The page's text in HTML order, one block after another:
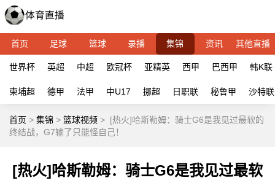
首页 足球 篮球 录播 集锦 资讯 其他直播
世界杯 英超 中超 欧冠杯 亚精英 西甲 巴西甲 韩K联
柬埔超 德甲 法甲 中U17 挪超 日职联 秘鲁甲 沙特联
首页 > 集锦 > 篮球视频 > [热火]哈斯勒姆：骑士G6是我见过最软的
终结战，G7输了只能怪自己！
[热火]哈斯勒姆：骑士G6是我见过最软